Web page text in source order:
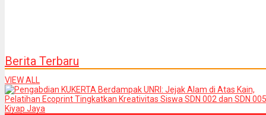
Berita Terbaru
VIEW ALL